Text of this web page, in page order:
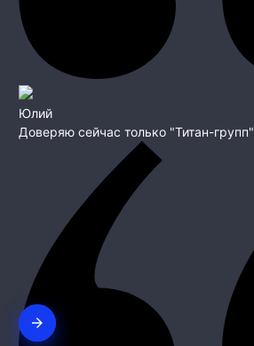
Юлий
Доверяю сейчас только "Титан-групп"